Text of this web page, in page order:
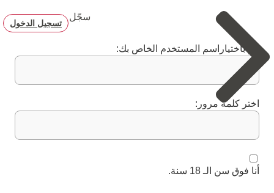
سجّل
تسجيل الدخول
قم باختياراسم المستخدم الخاص بك:
اختر كلمة مرور:
أنا فوق سن الـ 18 سنة.